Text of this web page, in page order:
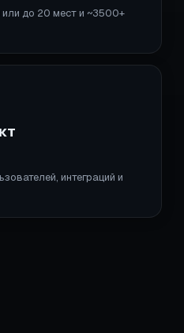
до 20 мест и ~3500+
интеграций и